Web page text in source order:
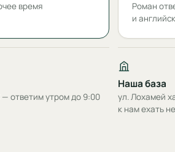
время
Роман
и
— ответим утром до 9:00
Наша база
ул. Лохамей
к нам ехать